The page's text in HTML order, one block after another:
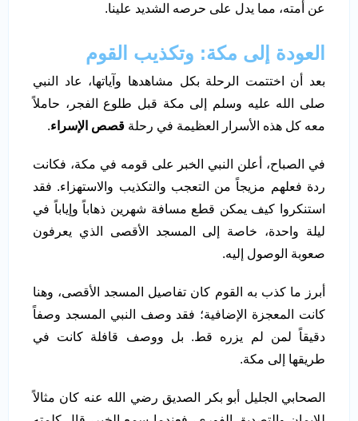
عن أمته، مما يدل على حرصه الشديد علينا.
العودة إلى مكة: وتكذيب القوم
بعد أن اختتمت الرحلة بكل مشاهدها وآياتها، عاد النبي
صلى الله عليه وسلم إلى مكة قبل طلوع الفجر، حاملاً
معه كل هذه الأسرار العظيمة في رحلة قصص الإسراء.
في الصباح، أعلن النبي الخبر على قومه في مكة، فكانت
ردة فعلهم مزيجاً من التعجب والتكذيب والاستهزاء. فقد
استنكروا كيف يمكن قطع مسافة شهرين ذهاباً وإياباً في
ليلة واحدة، خاصة إلى المسجد الأقصى الذي يعرفون
صعوبة الوصول إليه.
أبرز ما كذب به القوم كان تفاصيل المسجد الأقصى، وهنا
كانت المعجزة الإضافية؛ فقد وصف النبي المسجد وصفاً
دقيقاً لمن لم يزره قط. بل ووصف قافلة كانت في
طريقها إلى مكة.
الصحابي الجليل أبو بكر الصديق رضي الله عنه كان مثالاً